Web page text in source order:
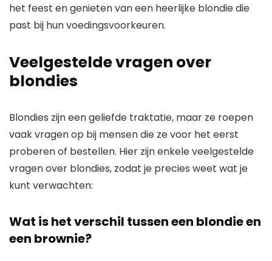
het feest en genieten van een heerlijke blondie die
past bij hun voedingsvoorkeuren.
Veelgestelde vragen over
blondies
Blondies zijn een geliefde traktatie, maar ze roepen
vaak vragen op bij mensen die ze voor het eerst
proberen of bestellen. Hier zijn enkele veelgestelde
vragen over blondies, zodat je precies weet wat je
kunt verwachten:
Wat is het verschil tussen een blondie en
een brownie?